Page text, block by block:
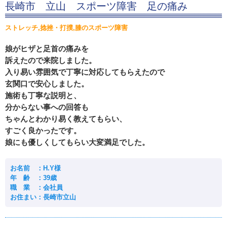
長崎市 立山 スポーツ障害 足の痛み
ストレッチ,捻挫・打撲,膝のスポーツ障害
娘がヒザと足首の痛みを
訴えたので来院しました。
入り易い雰囲気で丁寧に対応してもらえたので
玄関口で安心しました。
施術も丁寧な説明と、
分からない事への回答も
ちゃんとわかり易く教えてもらい、
すごく良かったです。
娘にも優しくしてもらい大変満足でした。
お名前 ：H.Y様
年 齢 ：39歳
職 業 ：会社員
お住まい：長崎市立山